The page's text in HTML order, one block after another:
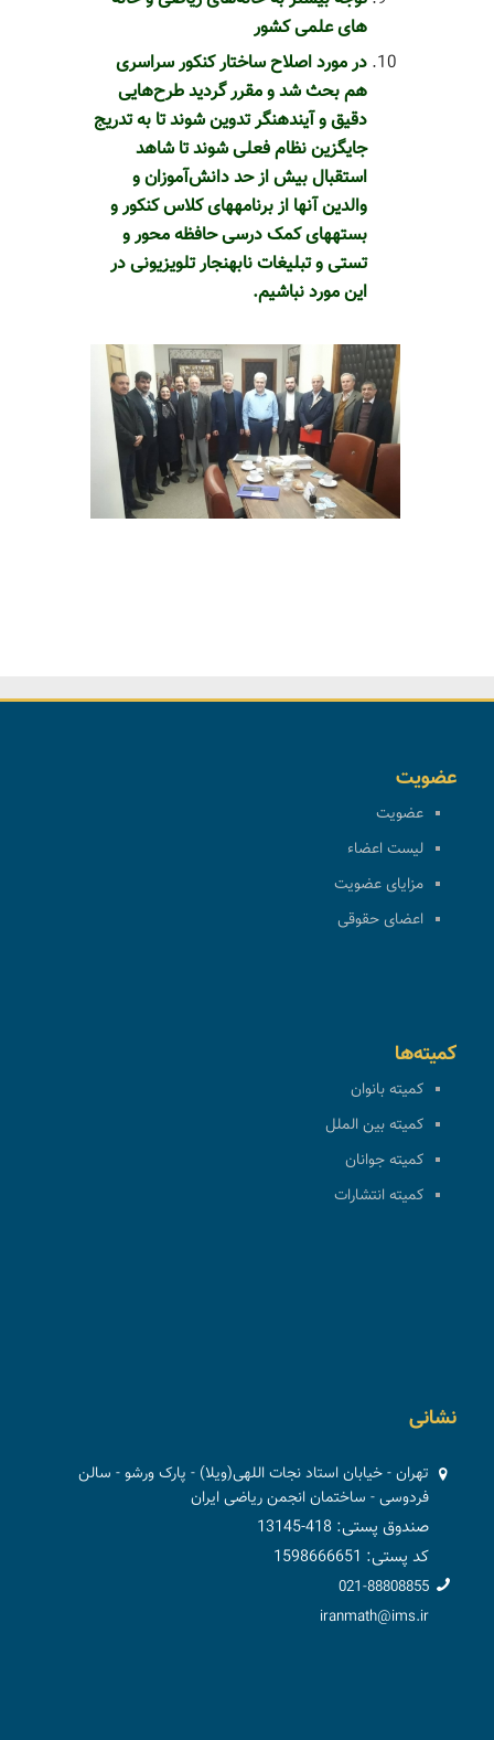
های علمی کشور
در مورد اصلاح ساختار کنکور سراسری
هم بحث شد و مقرر گردید طرح‏‌هایی
دقیق و آینده‎نگر تدوین شوند تا به تدریج
جایگزین نظام فعلی شوند تا شاهد
استقبال بیش از حد دانش‌آموزان و
والدین آنها از برنامه‎های کلاس کنکور و
بسته‎های کمک درسی حافظه محور و
تستی و تبلیغات نابهنجار تلویزیونی در
این مورد نباشیم.
عضویت
عضویت
لیست اعضاء
مزایای عضویت
اعضای حقوقی
کمیته‌ها
کمیته بانوان
کمیته بین الملل
کمیته جوانان
کمیته انتشارات
نشانی
تهران - خیابان استاد نجات اللهی(ویلا) - پارک ورشو - سالن
فردوسی - ساختمان انجمن ریاضی ایران
صندوق پستی: 418-13145
کد پستی: 1598666651
021-88808855
iranmath@ims.ir